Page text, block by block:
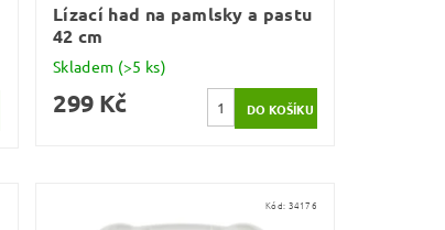
Lízací had na pamlsky a pastu
42 cm
Skladem (>5 ks)
299 Kč
Kód: 34176